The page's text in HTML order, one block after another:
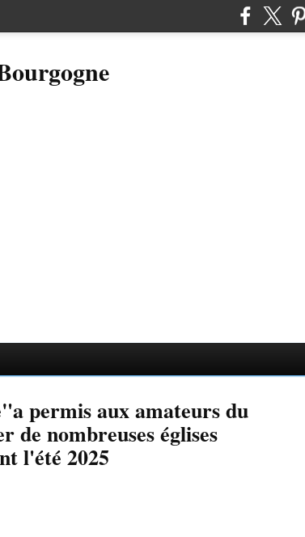
permis aux amateurs du
de nombreuses églises
l'été 2025